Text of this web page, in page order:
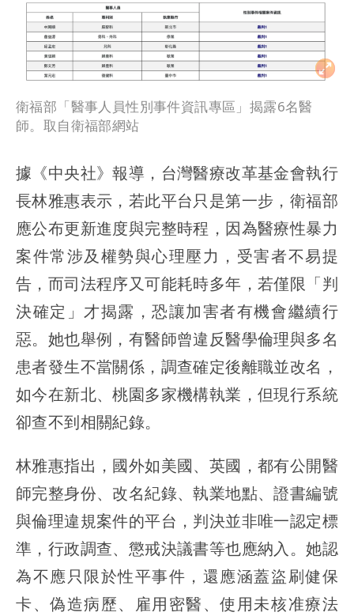
衛福部「醫事人員性別事件資訊專區」揭露6名醫
師。取自衛福部網站
據《中央社》報導，台灣醫療改革基金會執行
長林雅惠表示，若此平台只是第一步，衛福部
應公布更新進度與完整時程，因為醫療性暴力
案件常涉及權勢與心理壓力，受害者不易提
告，而司法程序又可能耗時多年，若僅限「判
決確定」才揭露，恐讓加害者有機會繼續行
惡。她也舉例，有醫師曾違反醫學倫理與多名
患者發生不當關係，調查確定後離職並改名，
如今在新北、桃園多家機構執業，但現行系統
卻查不到相關紀錄。
林雅惠指出，國外如美國、英國，都有公開醫
師完整身份、改名紀錄、執業地點、證書編號
與倫理違規案件的平台，判決並非唯一認定標
準，行政調查、懲戒決議書等也應納入。她認
為不應只限於性平事件，還應涵蓋盜刷健保
卡、偽造病歷、雇用密醫、使用未核准療法